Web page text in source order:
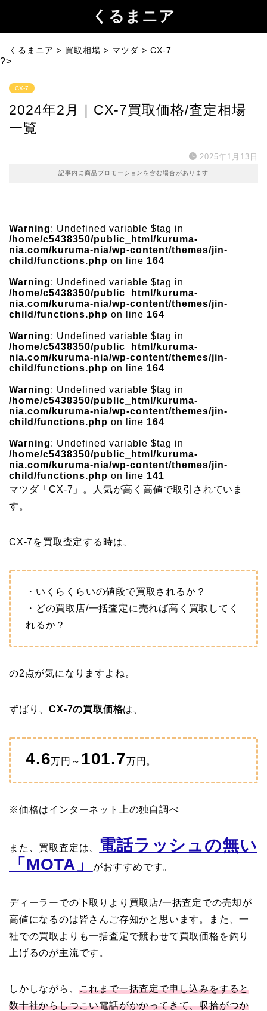
くるまニア
くるまニア > 買取相場 > マツダ > CX-7
?>
CX-7
2024年2月｜CX-7買取価格/査定相場
一覧
2025年1月13日
記事内に商品プロモーションを含む場合があります
Warning: Undefined variable $tag in
/home/c5438350/public_html/kuruma-
nia.com/kuruma-nia/wp-content/themes/jin-
child/functions.php on line 164
Warning: Undefined variable $tag in
/home/c5438350/public_html/kuruma-
nia.com/kuruma-nia/wp-content/themes/jin-
child/functions.php on line 164
Warning: Undefined variable $tag in
/home/c5438350/public_html/kuruma-
nia.com/kuruma-nia/wp-content/themes/jin-
child/functions.php on line 164
Warning: Undefined variable $tag in
/home/c5438350/public_html/kuruma-
nia.com/kuruma-nia/wp-content/themes/jin-
child/functions.php on line 164
Warning: Undefined variable $tag in
/home/c5438350/public_html/kuruma-
nia.com/kuruma-nia/wp-content/themes/jin-
child/functions.php on line 141
マツダ「CX-7」。人気が高く高値で取引されていま
す。
CX-7を買取査定する時は、
・いくらくらいの値段で買取されるか？
・どの買取店/一括査定に売れば高く買取してく
れるか？
の2点が気になりますよね。
ずばり、CX-7の買取価格は、
4.6万円～ 101.7万円。
※価格はインターネット上の独自調べ
また、買取査定は、
電話ラッシュの無い
「MOTA」
がおすすめです。
ディーラーでの下取りより買取店/一括査定での売却が
高値になるのは皆さんご存知かと思います。また、一
社での買取よりも一括査定で競わせて買取価格を釣り
上げるのが主流です。
しかしながら、 これまで一括査定で申し込みをすると
数十社からしつこい電話がかかってきて、収拾がつか